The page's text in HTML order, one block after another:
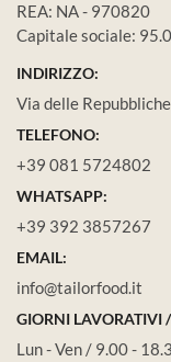
REA: NA - 970820
Capitale sociale:
INDIRIZZO:
Via delle
TELEFONO:
+39 081 5724802
WHATSAPP:
+39 392 3857267
EMAIL:
info@tailorfood.it
GIORNI LAVORATIVI
Lun - Ven / 9.00 -